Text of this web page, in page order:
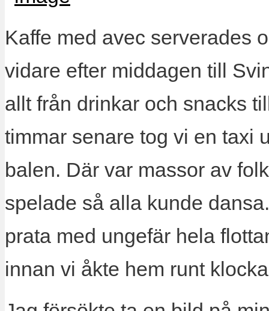
Kaffe med avec serverades
vidare efter middagen till
allt från drinkar och snacks
timmar senare tog vi en taxi
balen. Där var massor av
spelade så alla kunde
prata med ungefär hela
innan vi åkte hem runt